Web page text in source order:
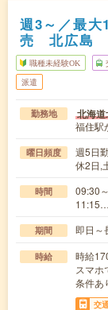
週3～／最
売 北広島
職種未経験OK
派遣
勤務地 北海
福住駅
曜日頻度
週5日
休2日,
時間
09:30
11:15…
期間 即日～
時給
時給
スマホ
条件あ
交